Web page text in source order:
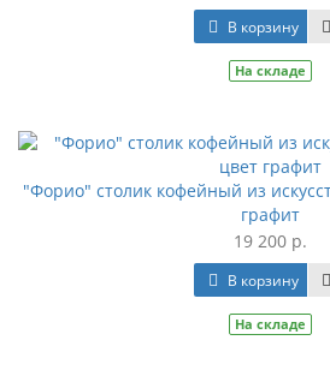
В корзину
На складе
"Форио" столик кофейный из
графит
19 200 р.
В корзину
На складе